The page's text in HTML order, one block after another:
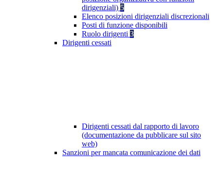
dirigenziali) 5
Elenco posizioni dirigenziali discrezionali
Posti di funzione disponibili
Ruolo dirigenti 3
Dirigenti cessati
Dirigenti cessati dal rapporto di lavoro
(documentazione da pubblicare sul sito
web)
Sanzioni per mancata comunicazione dei dati